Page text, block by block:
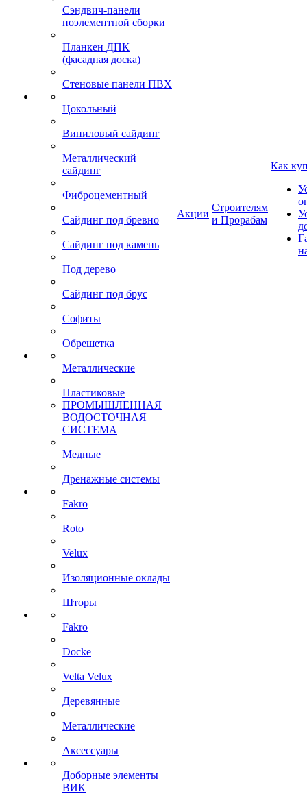
Сэндвич-панели
поэлементной сборки
Планкен ДПК
(фасадная доска)
Стеновые панели ПВХ
Цокольный
Виниловый сайдинг
Металлический
сайдинг
Фиброцементный
Сайдинг под бревно
Сайдинг под камень
Под дерево
Сайдинг под брус
Софиты
Обрешетка
Металлические
Пластиковые
ПРОМЫШЛЕННАЯ
ВОДОСТОЧНАЯ
СИСТЕМА
Медные
Дренажные системы
Fakro
Roto
Velux
Изоляционные оклады
Шторы
Fakro
Docke
Velta Velux
Деревянные
Металлические
Аксессуары
Доборные элементы
ВИК
Акции
Строителям
и Прорабам
Как